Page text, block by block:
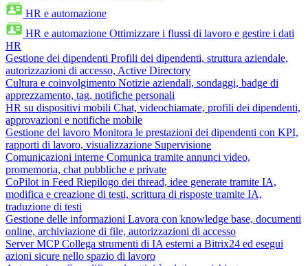
HR e automazione
HR e automazione Ottimizzare i flussi di lavoro e gestire i dati
HR
Gestione dei dipendenti Profili dei dipendenti, struttura aziendale,
autorizzazioni di accesso, Active Directory
Cultura e coinvolgimento Notizie aziendali, sondaggi, badge di
apprezzamento, tag, notifiche personali
HR su dispositivi mobili Chat, videochiamate, profili dei dipendenti,
approvazioni e notifiche mobile
Gestione del lavoro Monitora le prestazioni dei dipendenti con KPI,
rapporti di lavoro, visualizzazione Supervisione
Comunicazioni interne Comunica tramite annunci video,
promemoria, chat pubbliche e private
CoPilot in Feed Riepilogo dei thread, idee generate tramite IA,
modifica e creazione di testi, scrittura di risposte tramite IA,
traduzione di testi
Gestione delle informazioni Lavora con knowledge base, documenti
online, archiviazione di file, autorizzazioni di accesso
Server MCP Collega strumenti di IA esterni a Bitrix24 ed esegui
azioni sicure nello spazio di lavoro